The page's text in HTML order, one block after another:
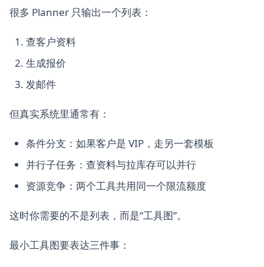
很多 Planner 只输出一个列表：
查客户资料
生成报价
发邮件
但真实系统里通常有：
条件分支：如果客户是 VIP，走另一套模板
并行子任务：查资料与拉库存可以并行
资源竞争：两个工具共用同一个限流额度
这时你需要的不是列表，而是“工具图”。
最小工具图要表达三件事：